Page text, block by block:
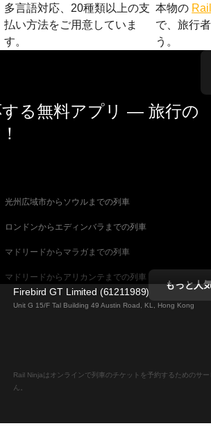
多言語対応、20種類以上の支
払い方法をご用意していま
す。
本物の
で、旅行
う。
る無料アプリ — 旅行の
光州広域市からソウルまでの列車
ロンドンからエディンバラまでの列車
マドリードからマラガまでの列車
マドリードからアリカンテまでの列車
バルセロナからマラガまでの列車
ザルツブルクからウィーンまでの列車
もっと人
Firebird GT Limited (61211989)
Unit G 15/F Tal Building 49 Austin Road, KL, Hong Kong
Rail Ninjaはオンラインで列車のチケットを予約するためのサ
ん。